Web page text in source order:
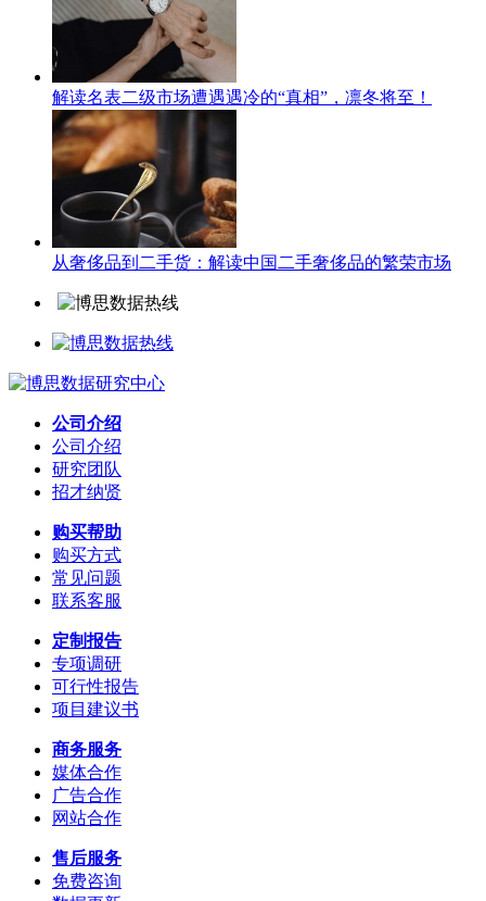
解读名表二级市场遭遇遇冷的“真相”，凛冬将至！
从奢侈品到二手货：解读中国二手奢侈品的繁荣市场
公司介绍
公司介绍
研究团队
招才纳贤
购买帮助
购买方式
常见问题
联系客服
定制报告
专项调研
可行性报告
项目建议书
商务服务
媒体合作
广告合作
网站合作
售后服务
免费咨询